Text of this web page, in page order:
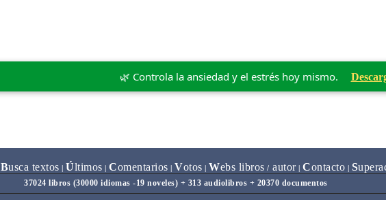
🌿 Controla la ansiedad y el estrés hoy mismo.
Busca textos Últimos |Comentarios Votos Webs libros / autor|Contacto S
37024 libros (30000 idiomas -19 noveles) + 313 audiolibros + 20370 documentos